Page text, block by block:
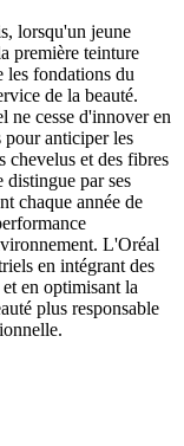
lorsqu'un jeune
première teinture
les fondations du
de la beauté.
ne cesse d'innover en
pour anticiper les
chevelus et des fibres
distingue par ses
chaque année de
L'Oréal
en intégrant des
en optimisant la
plus responsable